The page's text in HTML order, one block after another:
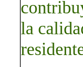
la